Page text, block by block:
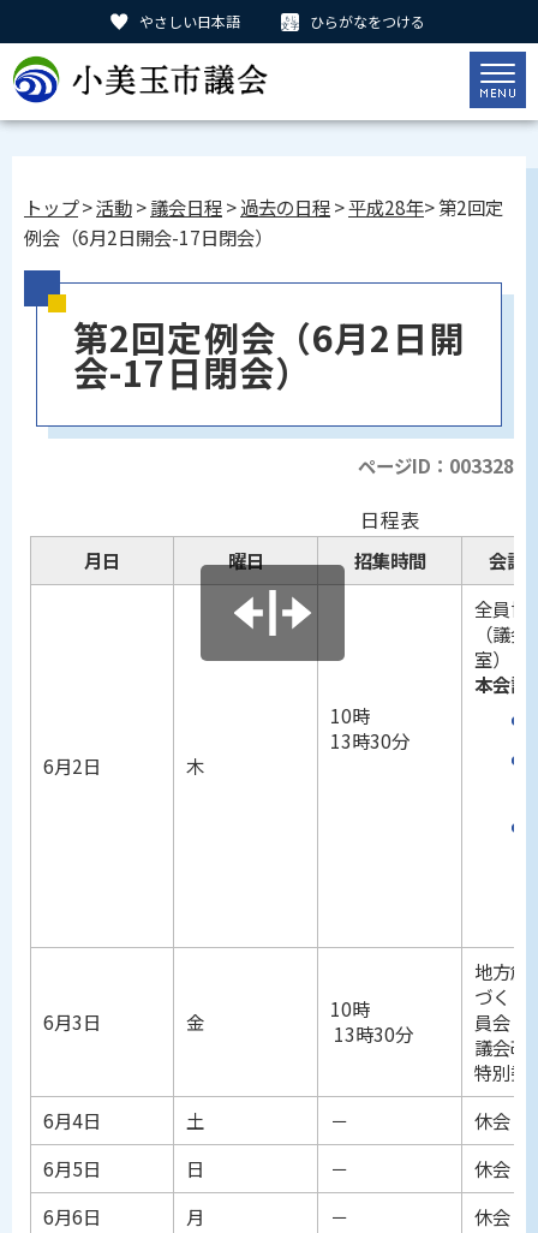
やさしい日本語 ひらがなをつける
トップ>活動>議会日程>過去の日程>平成28年> 第2回定
例会（6月2日開会-17日閉会）
第2回定例会（6月2日開
会-17日閉会）
ページID：003328
日程表
月日 曜日 招集時間 会議
6月2日 木
10時
13時30分
全員協
（議
室）
本会議
6月3日 金
10時
13時30分
地方創
づくり
員会
議会改
特別委
6月4日
土 －
休会
6月5日
日 －
休会
6月6日
月 － 休会